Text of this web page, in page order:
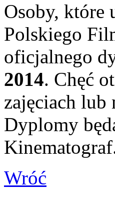
Osoby, które
Polskiego
oficjalnego
2014. Chęć
zajęciach lub
Dyplomy
Wróć